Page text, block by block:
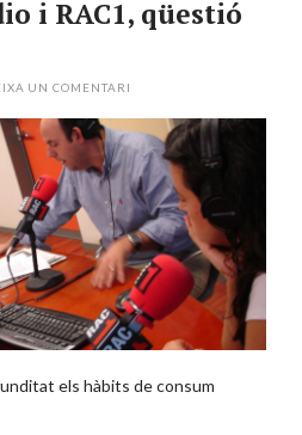
i RAC1, qüestió
UN COMENTARI
els hàbits de consum